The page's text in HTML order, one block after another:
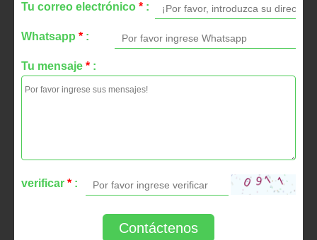
Tu correo electrónico * :
Whatsapp * :
Tu mensaje * :
verificar * :
Contáctenos